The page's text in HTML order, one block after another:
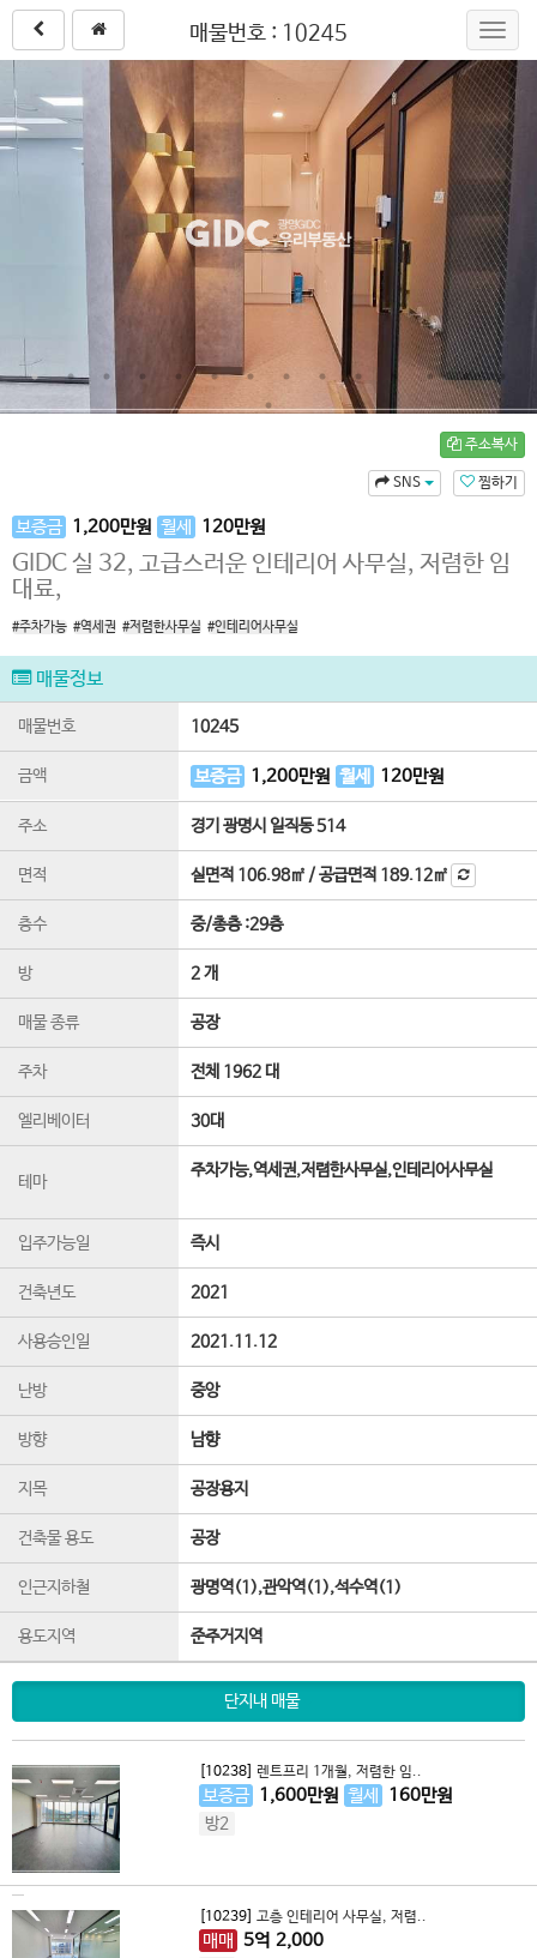
매물번호 : 10245
주소복사
찜하기
SNS
보증금 1,200만원 월세 120만원
GIDC 실 32, 고급스러운 인테리어 사무실, 저렴한 임
대료,
#주차가능 #역세권 #저렴한사무실 #인테리어사무실
매물정보
매물번호 10245
금액 보증금 1,200만원 월세 120만원
주소 경기 광명시 일직동 514
면적 실면적 106.98㎡ /공급면적 189.12㎡
층수 중/총층 :29층
방 2 개
매물 종류 공장
주차 전체 1962 대
엘리베이터 30대
테마
주차가능,역세권,저렴한사무실,인테리어사무실
입주가능일 즉시
건축년도 2021
사용승인일 2021.11.12
난방 중앙
방향 남향
지목 공장용지
건축물 용도 공장
인근지하철 광명역(1),관악역(1),석수역(1)
용도지역 준주거지역
단지내 매물
[10238] 렌트프리 1개월, 저렴한 임..
보증금 1,600만원 월세 160만원
방2
[10239] 고층 인테리어 사무실, 저렴..
매매 5억 2,000